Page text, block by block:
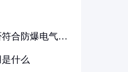
合防爆电气设
什么